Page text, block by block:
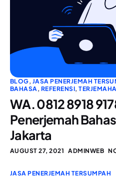
BLOG, JASA PENERJEMAH
BAHASA, REFERENSI,
WA. 0812 8918
Penerjemah
Jakarta
AUGUST 27, 2021 ADMINWEB
JASA PENERJEMAH TERSUMPAH